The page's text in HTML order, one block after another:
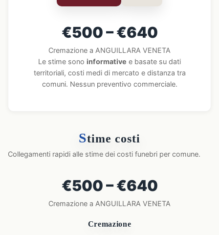
€500 – €640
Cremazione a ANGUILLARA VENETA
Le stime sono informative e basate su dati
territoriali, costi medi di mercato e distanza tra
comuni. Nessun preventivo commerciale.
Stime costi
Collegamenti rapidi alle stime dei costi funebri per comune.
€500 – €640
Cremazione a ANGUILLARA VENETA
Cremazione